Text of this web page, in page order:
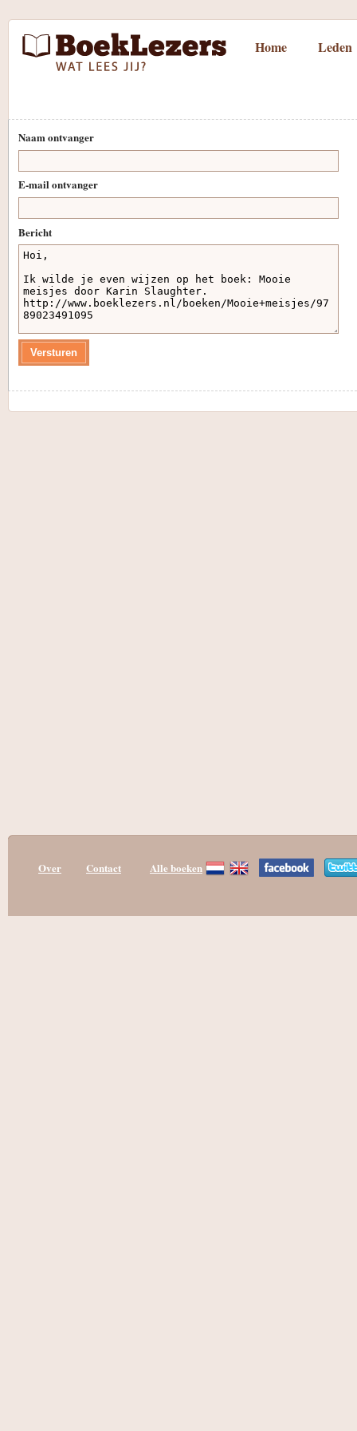
Home Leden
Naam ontvanger
E-mail ontvanger
Bericht
Over Contact Alle boeken